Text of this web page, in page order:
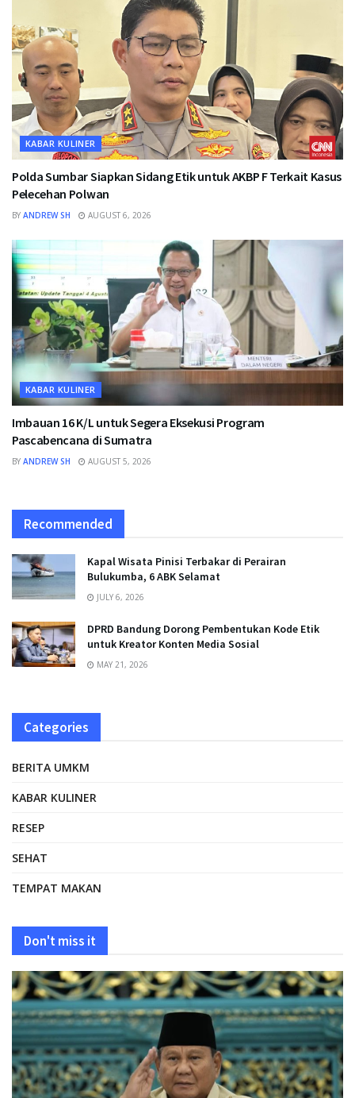
KABAR KULINER
Polda Sumbar Siapkan Sidang Etik untuk AKBP F Terkait Kasus
Pelecehan Polwan
BY ANDREW SH AUGUST 6, 2026
KABAR KULINER
Imbauan 16 K/L untuk Segera Eksekusi Program
Pascabencana di Sumatra
BY ANDREW SH AUGUST 5, 2026
Recommended
Kapal Wisata Pinisi Terbakar di Perairan
Bulukumba, 6 ABK Selamat
JULY 6, 2026
DPRD Bandung Dorong Pembentukan Kode Etik
untuk Kreator Konten Media Sosial
MAY 21, 2026
Categories
BERITA UMKM
KABAR KULINER
RESEP
SEHAT
TEMPAT MAKAN
Don't miss it